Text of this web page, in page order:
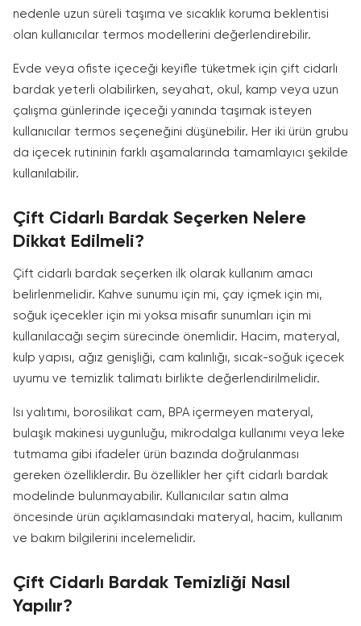
nedenle uzun süreli taşıma ve sıcaklık koruma beklentisi
olan kullanıcılar termos modellerini değerlendirebilir.
Evde veya ofiste içeceği keyifle tüketmek için çift cidarlı
bardak yeterli olabilirken, seyahat, okul, kamp veya uzun
çalışma günlerinde içeceği yanında taşımak isteyen
kullanıcılar termos seçeneğini düşünebilir. Her iki ürün grubu
da içecek rutininin farklı aşamalarında tamamlayıcı şekilde
kullanılabilir.
Çift Cidarlı Bardak Seçerken Nelere
Dikkat Edilmeli?
Çift cidarlı bardak seçerken ilk olarak kullanım amacı
belirlenmelidir. Kahve sunumu için mi, çay içmek için mi,
soğuk içecekler için mi yoksa misafir sunumları için mi
kullanılacağı seçim sürecinde önemlidir. Hacim, materyal,
kulp yapısı, ağız genişliği, cam kalınlığı, sıcak-soğuk içecek
uyumu ve temizlik talimatı birlikte değerlendirilmelidir.
Isı yalıtımı, borosilikat cam, BPA içermeyen materyal,
bulaşık makinesi uygunluğu, mikrodalga kullanımı veya leke
tutmama gibi ifadeler ürün bazında doğrulanması
gereken özelliklerdir. Bu özellikler her çift cidarlı bardak
modelinde bulunmayabilir. Kullanıcılar satın alma
öncesinde ürün açıklamasındaki materyal, hacim, kullanım
ve bakım bilgilerini incelemelidir.
Çift Cidarlı Bardak Temizliği Nasıl
Yapılır?